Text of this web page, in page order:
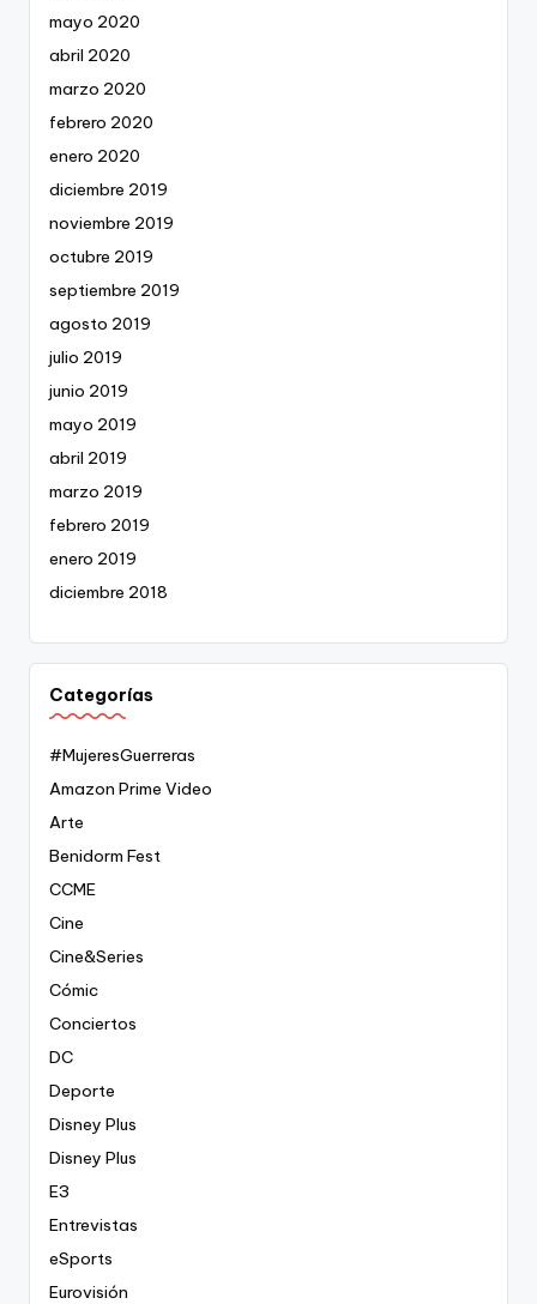
mayo 2020
abril 2020
marzo 2020
febrero 2020
enero 2020
diciembre 2019
noviembre 2019
octubre 2019
septiembre 2019
agosto 2019
julio 2019
junio 2019
mayo 2019
abril 2019
marzo 2019
febrero 2019
enero 2019
diciembre 2018
Categorías
#MujeresGuerreras
Amazon Prime Video
Arte
Benidorm Fest
CCME
Cine
Cine&Series
Cómic
Conciertos
DC
Deporte
Disney Plus
Disney Plus
E3
Entrevistas
eSports
Eurovisión